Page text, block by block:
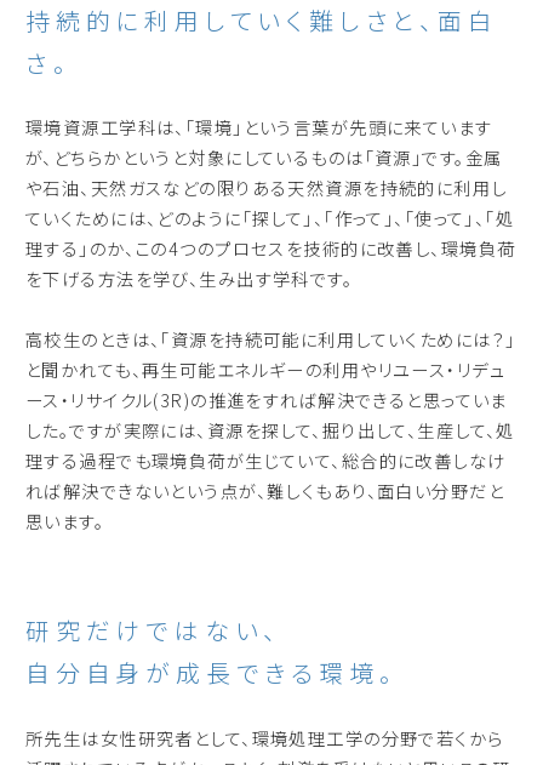
持続的に利用していく難しさと、面白
さ。
環境資源工学科は、「環境」という言葉が先頭に来ています
が、どちらかというと対象にしているものは「資源」です。金属
や石油、天然ガスなどの限りある天然資源を持続的に利用し
ていくためには、どのように「探して」、「作って」、「使って」、「処
理する」のか、この4つのプロセスを技術的に改善し、環境負荷
を下げる方法を学び、生み出す学科です。
高校生のときは、「資源を持続可能に利用していくためには？」
と聞かれても、再生可能エネルギーの利用やリユース・リデュ
ース・リサイクル(3R)の推進をすれば解決できると思っていま
した。ですが実際には、資源を探して、掘り出して、生産して、処
理する過程でも環境負荷が生じていて、総合的に改善しなけ
れば解決できないという点が、難しくもあり、面白い分野だと
思います。
研究だけではない、
自分自身が成長できる環境。
所先生は女性研究者として、環境処理工学の分野で若くから